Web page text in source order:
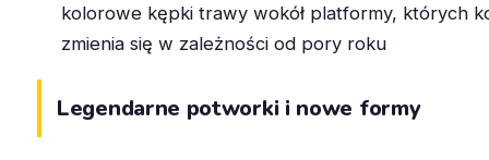
kolorowe kępki trawy wokół platformy, których
zmienia się w zależności od pory roku
Legendarne potworki i nowe formy